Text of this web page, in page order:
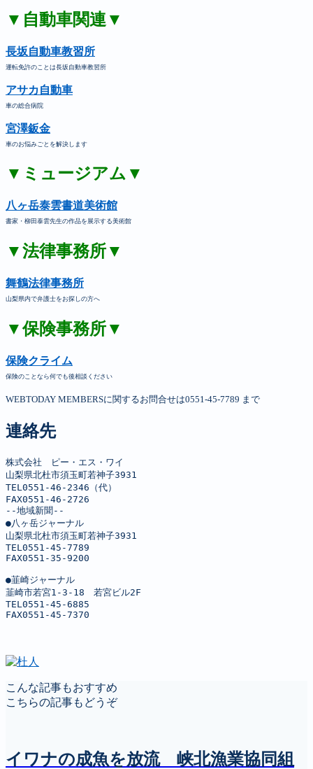
▼自動車関連▼
長坂自動車教習所
運転免許のことは長坂自動車教習所
アサカ自動車
車の総合病院
宮澤鈑金
車のお悩みごとを解決します
▼ミュージアム▼
八ヶ岳泰雲書道美術館
書家・柳田泰雲先生の作品を展示する美術館
▼法律事務所▼
舞鶴法律事務所
山梨県内で弁護士をお探しの方へ
▼保険事務所▼
保険クライム
保険のことなら何でも後相談ください
WEBTODAY MEMBERSに関するお問合せは0551-45-7789 まで
連絡先
株式会社　ピー・エス・ワイ
山梨県北杜市須玉町若神子3931
TEL0551-46-2346（代）
FAX0551-46-2726
--地域新聞--
●八ヶ岳ジャーナル
山梨県北杜市須玉町若神子3931
TEL0551-45-7789
FAX0551-35-9200
●韮崎ジャーナル
韮崎市若宮1-3-18　若宮ビル2F
TEL0551-45-6885
FAX0551-45-7370
こんな記事もおすすめ
こちらの記事もどうぞ
イワナの成魚を放流 峡北漁業協同組